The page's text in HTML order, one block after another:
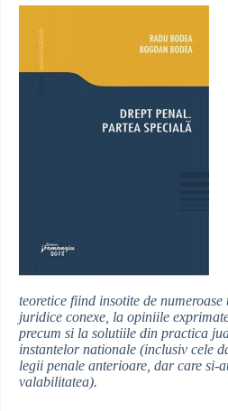
teoretice fiind insotite de
juridice conexe, la opiniile
precum si la solutiile din practica
instantelor nationale (inclusiv cele
legii penale anterioare, dar care si-
valabilitatea).